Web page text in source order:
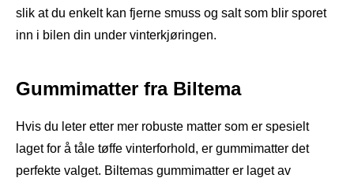
slik at du enkelt kan fjerne smuss og salt som blir sporet
inn i bilen din under vinterkjøringen.
Gummimatter fra Biltema
Hvis du leter etter mer robuste matter som er spesielt
laget for å tåle tøffe vinterforhold, er gummimatter det
perfekte valget. Biltemas gummimatter er laget av